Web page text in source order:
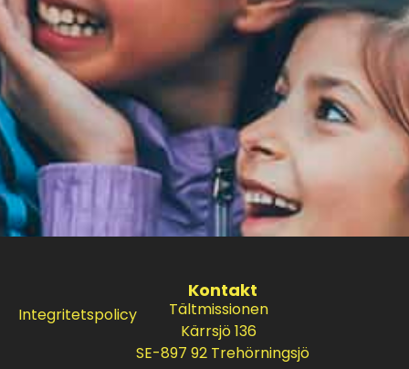
Integritetspolicy
Kontakt
Tältmissionen
Kärrsjö 136
SE-897 92 Trehörningsjö